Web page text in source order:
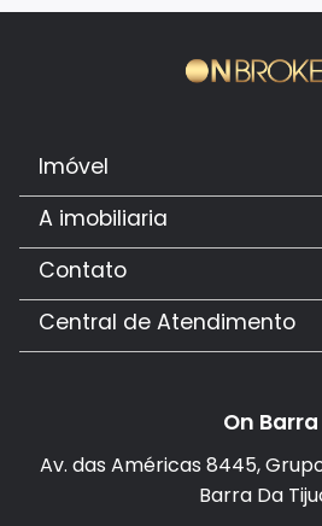
Imóvel
A imobiliaria
Contato
Central de Atendimento
On Barra
Av. das Américas 8445,
Barra Da